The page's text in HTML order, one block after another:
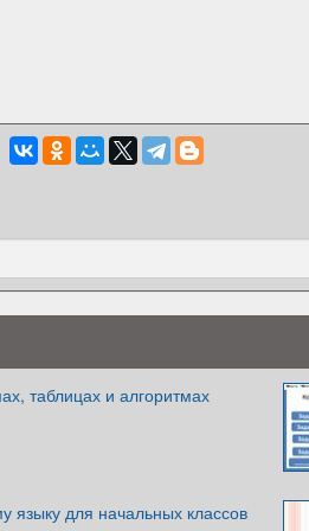
таблицах и алгоритмах
языку для начальных классов